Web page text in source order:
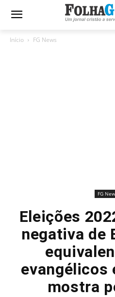
Início FG News
FG
Eleições
negativa de
evangélicos
mostra